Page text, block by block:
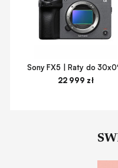
Sony FX5 | Raty do
22 999 zł